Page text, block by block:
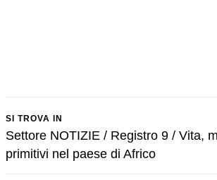
SI TROVA IN
Settore NOTIZIE / Registro 9 / Vita,
primitivi nel paese di Africo